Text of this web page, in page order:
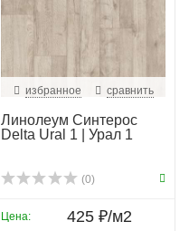
избранное сравнить
Линолеум Синтерос
Delta Ural 1 | Урал 1
(0)
Цена: 425 ₽/м2